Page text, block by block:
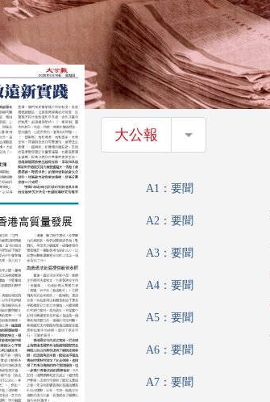
大公報 大公報
A1：要聞
A2：要聞
A3：要聞
A4：要聞
A5：要聞
A6：要聞
A7：要聞